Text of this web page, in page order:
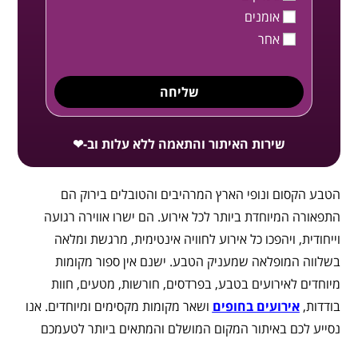
אומנים
אחר
שליחה
שירות האיתור והתאמה ללא עלות וב-❤
הטבע הקסום ונופי הארץ המרהיבים והטובלים בירוק הם
התפאורה המיוחדת ביותר לכל אירוע. הם ישרו אווירה רגועה
וייחודית, ויהפכו כל אירוע לחוויה אינטימית, מרגשת ומלאה
בשלווה המופלאה שמעניק הטבע. ישנם אין ספור מקומות
מיוחדים לאירועים בטבע, בפרדסים, חורשות, מטעים, חוות
בודדות,אירועים בחופים ושאר מקומות מקסימים ומיוחדים. אנו
נסייע לכם באיתור המקום המושלם והמתאים ביותר לטעמכם